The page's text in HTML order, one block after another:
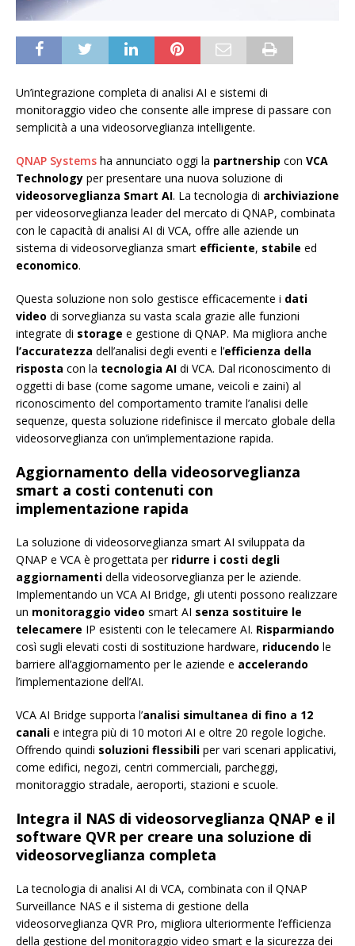
Un’integrazione completa di analisi AI e sistemi di
monitoraggio video che consente alle imprese di passare con
semplicità a una videosorveglianza intelligente.
QNAP Systems ha annunciato oggi la partnership con VCA
Technology per presentare una nuova soluzione di
videosorveglianza Smart AI. La tecnologia di archiviazione
per videosorveglianza leader del mercato di QNAP, combinata
con le capacità di analisi AI di VCA, offre alle aziende un
sistema di videosorveglianza smart efficiente, stabile ed
economico.
Questa soluzione non solo gestisce efficacemente i dati
video di sorveglianza su vasta scala grazie alle funzioni
integrate di storage e gestione di QNAP. Ma migliora anche
l’accuratezza dell’analisi degli eventi e l’efficienza della
risposta con la tecnologia AI di VCA. Dal riconoscimento di
oggetti di base (come sagome umane, veicoli e zaini) al
riconoscimento del comportamento tramite l’analisi delle
sequenze, questa soluzione ridefinisce il mercato globale della
videosorveglianza con un’implementazione rapida.
Aggiornamento della videosorveglianza
smart a costi contenuti con
implementazione rapida
La soluzione di videosorveglianza smart AI sviluppata da
QNAP e VCA è progettata per ridurre i costi degli
aggiornamenti della videosorveglianza per le aziende.
Implementando un VCA AI Bridge, gli utenti possono realizzare
un monitoraggio video smart AI senza sostituire le
telecamere IP esistenti con le telecamere AI. Risparmiando
così sugli elevati costi di sostituzione hardware, riducendo le
barriere all’aggiornamento per le aziende e accelerando
l’implementazione dell’AI.
VCA AI Bridge supporta l’analisi simultanea di fino a 12
canali e integra più di 10 motori AI e oltre 20 regole logiche.
Offrendo quindi soluzioni flessibili per vari scenari applicativi,
come edifici, negozi, centri commerciali, parcheggi,
monitoraggio stradale, aeroporti, stazioni e scuole.
Integra il NAS di videosorveglianza QNAP e il
software QVR per creare una soluzione di
videosorveglianza completa
La tecnologia di analisi AI di VCA, combinata con il QNAP
Surveillance NAS e il sistema di gestione della
videosorveglianza QVR Pro, migliora ulteriormente l’efficienza
della gestione del monitoraggio video smart e la sicurezza dei